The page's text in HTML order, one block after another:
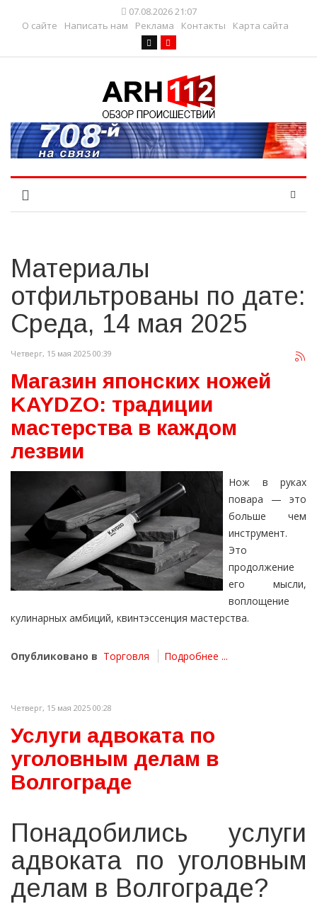
07.08.2026 21:07
О сайте
Написать нам Реклама Контакты Карта сайта
Материалы
отфильтрованы по дате:
Среда, 14 мая 2025
Четверг, 15 мая 2025 00:39
Магазин японских ножей
KAYDZO: традиции
мастерства в каждом
лезвии
Нож в руках
повара — это
больше чем
инструмент.
Это
продолжение
его мысли,
воплощение
кулинарных амбиций, квинтэссенция мастерства.
Опубликовано в Торговля Подробнее ...
Четверг, 15 мая 2025 00:28
Услуги адвоката по
уголовным делам в
Волгограде
Понадобились услуги
адвоката по уголовным
делам в Волгограде?